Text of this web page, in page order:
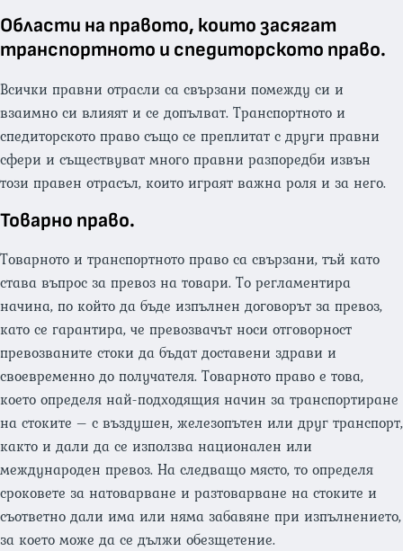
Области на правото, които засягат
транспортното и спедиторското право.
Всички правни отрасли са свързани помежду си и
взаимно си влияят и се допълват. Транспортното и
спедиторското право също се преплитат с други правни
сфери и съществуват много правни разпоредби извън
този правен отрасъл, които играят важна роля и за него.
Товарно право.
Товарното и транспортното право са свързани, тъй като
става въпрос за превоз на товари. То регламентира
начина, по който да бъде изпълнен договорът за превоз,
като се гарантира, че превозвачът носи отговорност
превозваните стоки да бъдат доставени здрави и
своевременно до получателя. Товарното право е това,
което определя най-подходящия начин за транспортиране
на стоките – с въздушен, железопътен или друг транспорт,
както и дали да се използва национален или
международен превоз. На следващо място, то определя
сроковете за натоварване и разтоварване на стоките и
съответно дали има или няма забавяне при изпълнението,
за което може да се дължи обезщетение.